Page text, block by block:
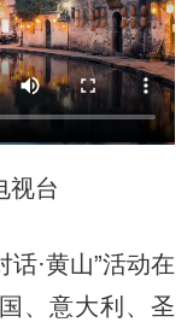
视台
·黄山”活动在
、意大利、圣